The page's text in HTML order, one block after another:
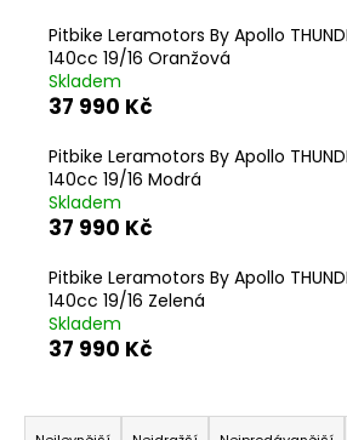
Pitbike Leramotors By Apollo
140cc 19/16 Oranžová
Skladem
37 990 Kč
Pitbike Leramotors By Apollo
140cc 19/16 Modrá
Skladem
37 990 Kč
Pitbike Leramotors By Apollo
140cc 19/16 Zelená
Skladem
37 990 Kč
Ř